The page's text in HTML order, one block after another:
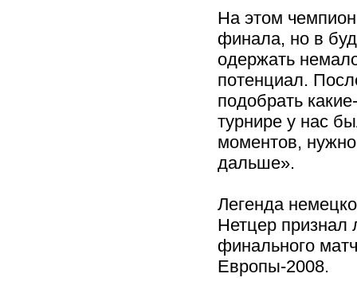
На этом
финала, но в
одержать
потенциал.
подобрать
турнире у нас
моментов,
дальше».
Легенда
Нетцер признал
финального
Европы-2008.